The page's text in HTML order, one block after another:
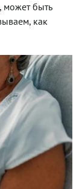
может быть
как